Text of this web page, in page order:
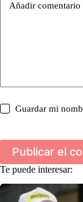
Añadir comentario
Guardar mi
Publicar el
Te puede interesar: